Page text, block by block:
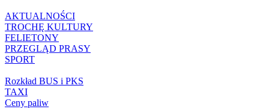
AKTUALNOŚCI
TROCHĘ KULTURY
FELIETONY
PRZEGLĄD PRASY
SPORT
Rozkład BUS i PKS
TAXI
Ceny paliw